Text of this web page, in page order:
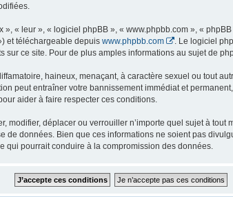
« leur », « logiciel phpBB », « www.phpbb.com », «
et téléchargeable depuis www.phpbb.com
. Le logiciel
ce site. Pour de plus amples informations au sujet de
haineux, menaçant, à caractère sexuel ou tout
peut entraîner votre bannissement immédiat et
aider à faire respecter ces conditions.
modifier, déplacer ou verrouiller n’importe quel sujet à
données. Bien que ces informations ne soient pas
qui pourrait conduire à la compromission des données.